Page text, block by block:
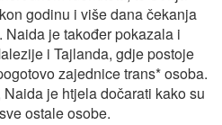
godinu i više dana čekanja
je također pokazala i
i Tajlanda, gdje postoje
zajednice trans* osoba.
je htjela dočarati kako su
ostale osobe.